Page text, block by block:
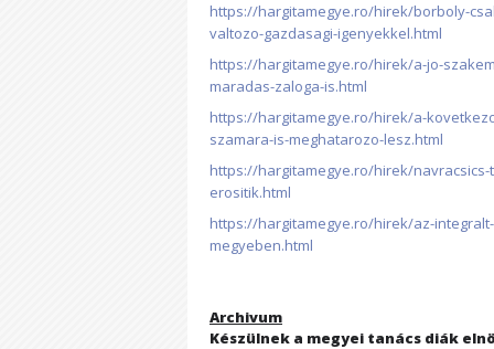
https://hargitamegye.ro/hirek/borboly-
valtozo-gazdasagi-igenyekkel.html
https://hargitamegye.ro/hirek/a-jo-
maradas-zaloga-is.html
https://hargitamegye.ro/hirek/a-
szamara-is-meghatarozo-lesz.html
https://hargitamegye.ro/hirek/
erositik.html
https://hargitamegye.ro/hirek/az-
megyeben.html
Archivum
Készülnek a megyei tanács diák